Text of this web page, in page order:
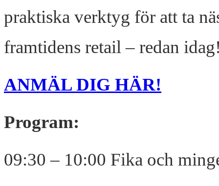
praktiska verktyg för att ta
framtidens retail – redan
ANMÄL DIG HÄR!
Program:
09:30 – 10:00 Fika och